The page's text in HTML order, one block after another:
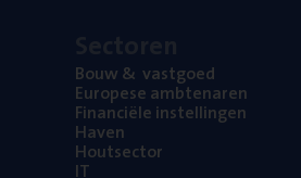
Bouw& vastgoed
Euro­pe­se ambtenaren
Finan­ci­ë­le instellingen
Haven
Hout­sec­tor
IT